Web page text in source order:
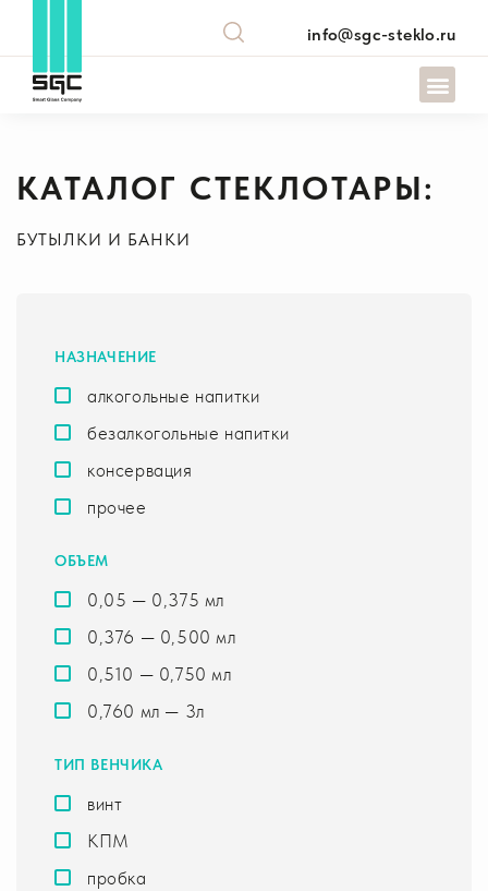
info@sgc-steklo.ru
КАТАЛОГ СТЕКЛОТАРЫ:
БУТЫЛКИ И БАНКИ
НАЗНАЧЕНИЕ
алкогольные напитки
безалкогольные напитки
консервация
прочее
ОБЪЕМ
0,05 — 0,375 мл
0,376 — 0,500 мл
0,510 — 0,750 мл
0,760 мл — 3л
ТИП ВЕНЧИКА
винт
КПМ
пробка